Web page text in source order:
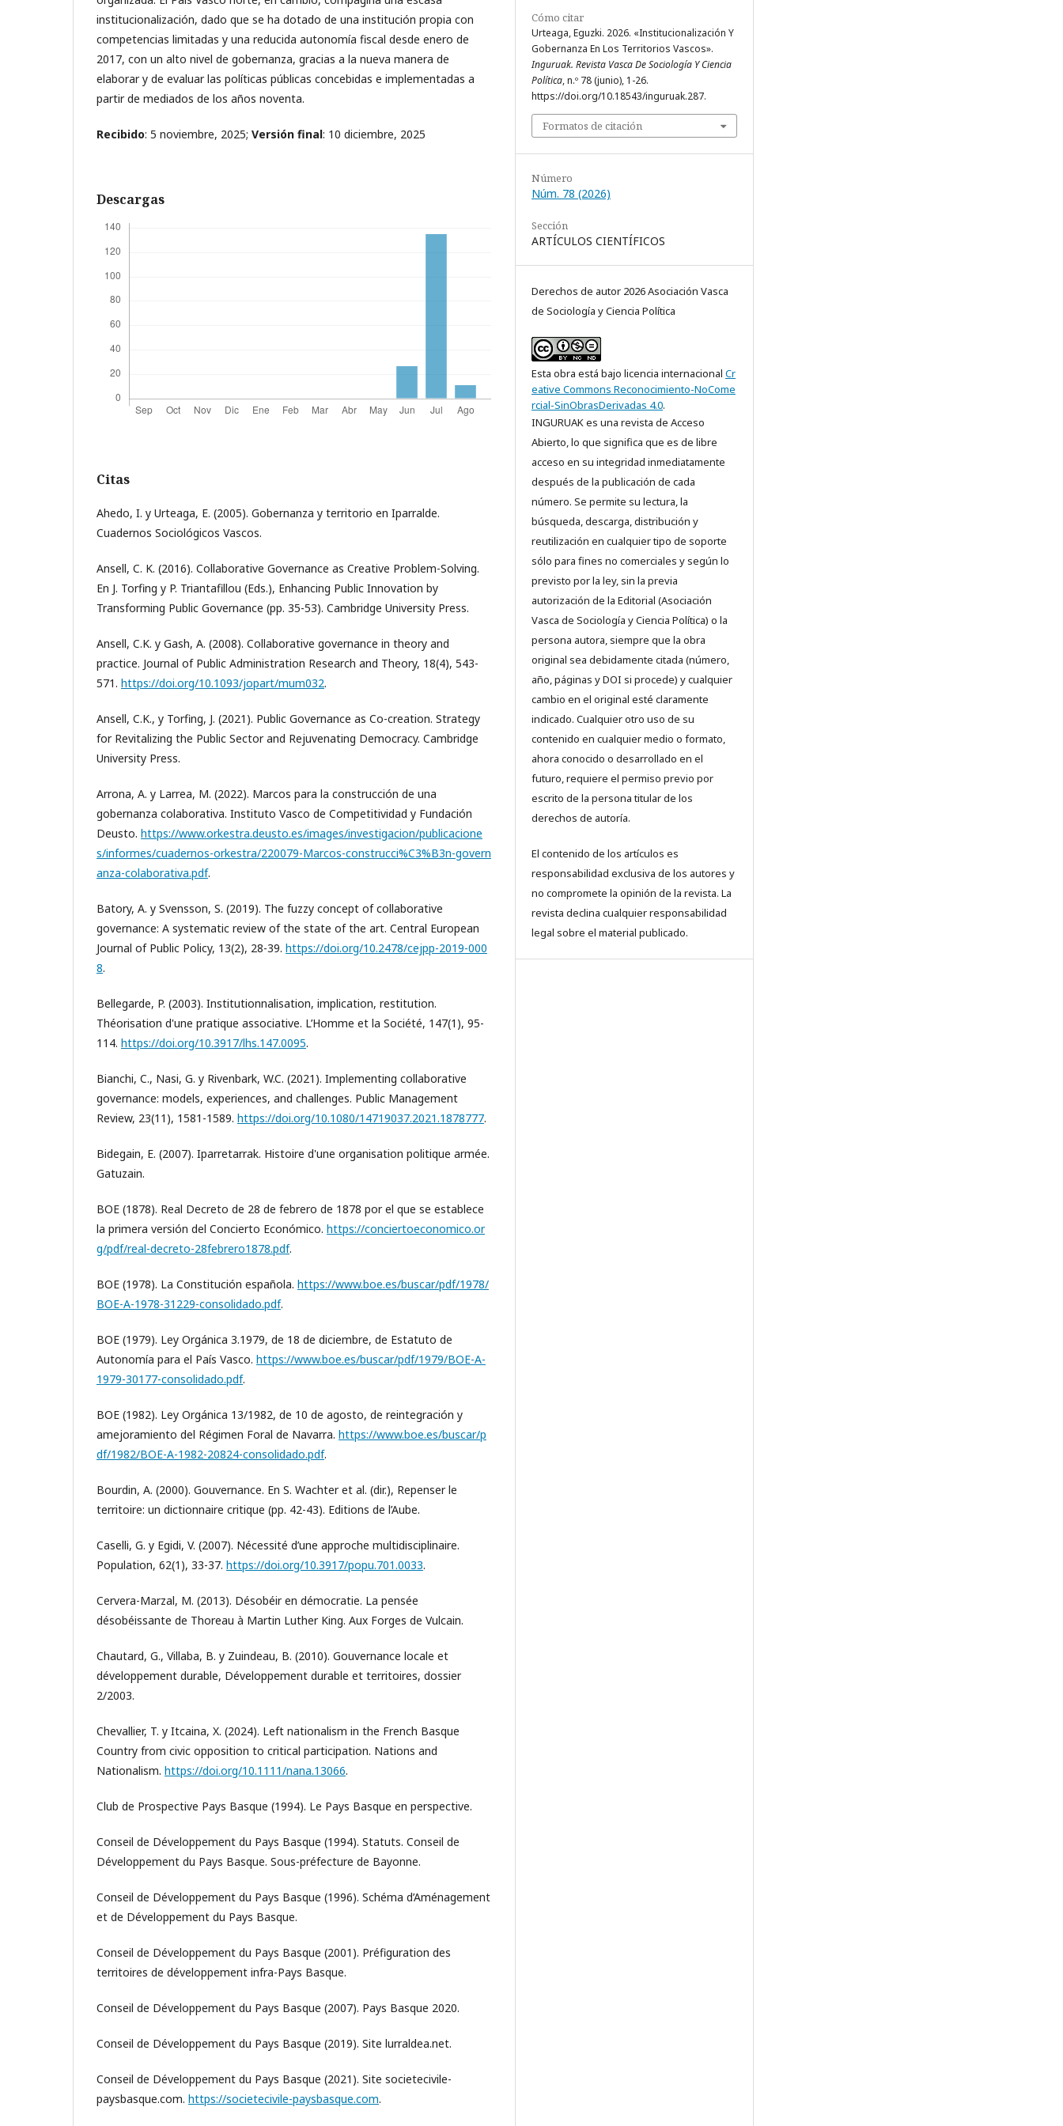
institucionalización, dado que se ha dotado de una institución propia con
competencias limitadas y una reducida autonomía fiscal desde enero de
2017, con un alto nivel de gobernanza, gracias a la nueva manera de
elaborar y de evaluar las políticas públicas concebidas e implementadas a
partir de mediados de los años noventa.
Recibido: 5 noviembre, 2025; Versión final: 10 diciembre, 2025
Descargas
Citas
Ahedo, I. y Urteaga, E. (2005). Gobernanza y territorio en Iparralde.
Cuadernos Sociológicos Vascos.
Ansell, C. K. (2016). Collaborative Governance as Creative Problem-Solving.
En J. Torfing y P. Triantafillou (Eds.), Enhancing Public Innovation by
Transforming Public Governance (pp. 35-53). Cambridge University Press.
Ansell, C.K. y Gash, A. (2008). Collaborative governance in theory and
practice. Journal of Public Administration Research and Theory, 18(4), 543-
571. https://doi.org/10.1093/jopart/mum032.
Ansell, C.K., y Torfing, J. (2021). Public Governance as Co-creation. Strategy
for Revitalizing the Public Sector and Rejuvenating Democracy. Cambridge
University Press.
Arrona, A. y Larrea, M. (2022). Marcos para la construcción de una
gobernanza colaborativa. Instituto Vasco de Competitividad y Fundación
Deusto. https://www.orkestra.deusto.es/images/investigacion/publicacione
s/informes/cuadernos-orkestra/220079-Marcos-construcci%C3%B3n-govern
anza-colaborativa.pdf.
Batory, A. y Svensson, S. (2019). The fuzzy concept of collaborative
governance: A systematic review of the state of the art. Central European
Journal of Public Policy, 13(2), 28-39. https://doi.org/10.2478/cejpp-2019-000
8.
Bellegarde, P. (2003). Institutionnalisation, implication, restitution.
Théorisation d'une pratique associative. L’Homme et la Société, 147(1), 95-
114. https://doi.org/10.3917/lhs.147.0095.
Bianchi, C., Nasi, G. y Rivenbark, W.C. (2021). Implementing collaborative
governance: models, experiences, and challenges. Public Management
Review, 23(11), 1581-1589. https://doi.org/10.1080/14719037.2021.1878777.
Bidegain, E. (2007). Iparretarrak. Histoire d'une organisation politique armée.
Gatuzain.
BOE (1878). Real Decreto de 28 de febrero de 1878 por el que se establece
la primera versión del Concierto Económico. https://conciertoeconomico.or
g/pdf/real-decreto-28febrero1878.pdf.
BOE (1978). La Constitución española. https://www.boe.es/buscar/pdf/1978/
BOE-A-1978-31229-consolidado.pdf.
BOE (1979). Ley Orgánica 3.1979, de 18 de diciembre, de Estatuto de
Autonomía para el País Vasco. https://www.boe.es/buscar/pdf/1979/BOE-A-
1979-30177-consolidado.pdf.
BOE (1982). Ley Orgánica 13/1982, de 10 de agosto, de reintegración y
amejoramiento del Régimen Foral de Navarra. https://www.boe.es/buscar/p
df/1982/BOE-A-1982-20824-consolidado.pdf.
Bourdin, A. (2000). Gouvernance. En S. Wachter et al. (dir.), Repenser le
territoire: un dictionnaire critique (pp. 42-43). Editions de l’Aube.
Caselli, G. y Egidi, V. (2007). Nécessité d’une approche multidisciplinaire.
Population, 62(1), 33-37. https://doi.org/10.3917/popu.701.0033.
Cervera-Marzal, M. (2013). Désobéir en démocratie. La pensée
désobéissante de Thoreau à Martin Luther King. Aux Forges de Vulcain.
Chautard, G., Villaba, B. y Zuindeau, B. (2010). Gouvernance locale et
développement durable, Développement durable et territoires, dossier
2/2003.
Chevallier, T. y Itcaina, X. (2024). Left nationalism in the French Basque
Country from civic opposition to critical participation. Nations and
Nationalism. https://doi.org/10.1111/nana.13066.
Club de Prospective Pays Basque (1994). Le Pays Basque en perspective.
Conseil de Développement du Pays Basque (1994). Statuts. Conseil de
Développement du Pays Basque. Sous-préfecture de Bayonne.
Conseil de Développement du Pays Basque (1996). Schéma d’Aménagement
et de Développement du Pays Basque.
Conseil de Développement du Pays Basque (2001). Préfiguration des
territoires de développement infra-Pays Basque.
Conseil de Développement du Pays Basque (2007). Pays Basque 2020.
Conseil de Développement du Pays Basque (2019). Site lurraldea.net.
Conseil de Développement du Pays Basque (2021). Site societecivile-
paysbasque.com. https://societecivile-paysbasque.com.
Cómo citar
Urteaga, Eguzki. 2026. «Institucionalización Y
Gobernanza En Los Territorios Vascos».
Inguruak. Revista Vasca De Sociología Y Ciencia
Política, n.º 78 (junio), 1-26.
https://doi.org/10.18543/inguruak.287.
Formatos de citación
Número
Núm. 78 (2026)
Sección
ARTÍCULOS CIENTÍFICOS
Derechos de autor 2026 Asociación Vasca
de Sociología y Ciencia Política
Esta obra está bajo licencia internacional Cr
eative Commons Reconocimiento-NoCome
rcial-SinObrasDerivadas 4.0.
INGURUAK es una revista de Acceso
Abierto, lo que significa que es de libre
acceso en su integridad inmediatamente
después de la publicación de cada
número. Se permite su lectura, la
búsqueda, descarga, distribución y
reutilización en cualquier tipo de soporte
sólo para fines no comerciales y según lo
previsto por la ley, sin la previa
autorización de la Editorial (Asociación
Vasca de Sociología y Ciencia Política) o la
persona autora, siempre que la obra
original sea debidamente citada (número,
año, páginas y DOI si procede) y cualquier
cambio en el original esté claramente
indicado. Cualquier otro uso de su
contenido en cualquier medio o formato,
ahora conocido o desarrollado en el
futuro, requiere el permiso previo por
escrito de la persona titular de los
derechos de autoría.
El contenido de los artículos es
responsabilidad exclusiva de los autores y
no compromete la opinión de la revista. La
revista declina cualquier responsabilidad
legal sobre el material publicado.